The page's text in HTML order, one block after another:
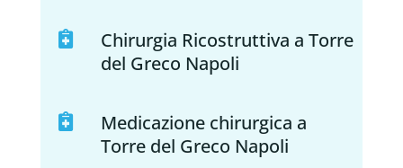

Chirurgia Ricostruttiva a Torre
del Greco Napoli

Medicazione chirurgica a
Torre del Greco Napoli